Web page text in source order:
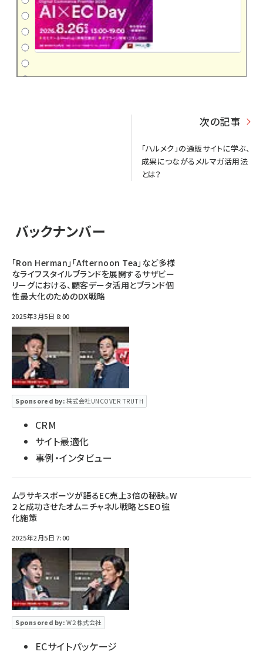
次の記事
「ハルメク」の通販サイトに学ぶ、
成果につながるメルマガ活用法
とは？
バックナンバー
「Ron Herman」「Afternoon Tea」など多様
なライフスタイルブランドを展開するサザビー
リーグにおける、顧客データ活用とブランド個
性最大化のためのDX戦略
2025年3月5日 8:00
Sponsored by: 株式会社UNCOVER TRUTH
CRM
サイト最適化
事例・インタビュー
ムラサキスポーツが語るEC売上3倍の秘訣。W
２と成功させたオムニチャネル戦略とSEO強
化施策
2025年2月5日 7:00
Sponsored by: W２株式会社
ECサイトパッケージ